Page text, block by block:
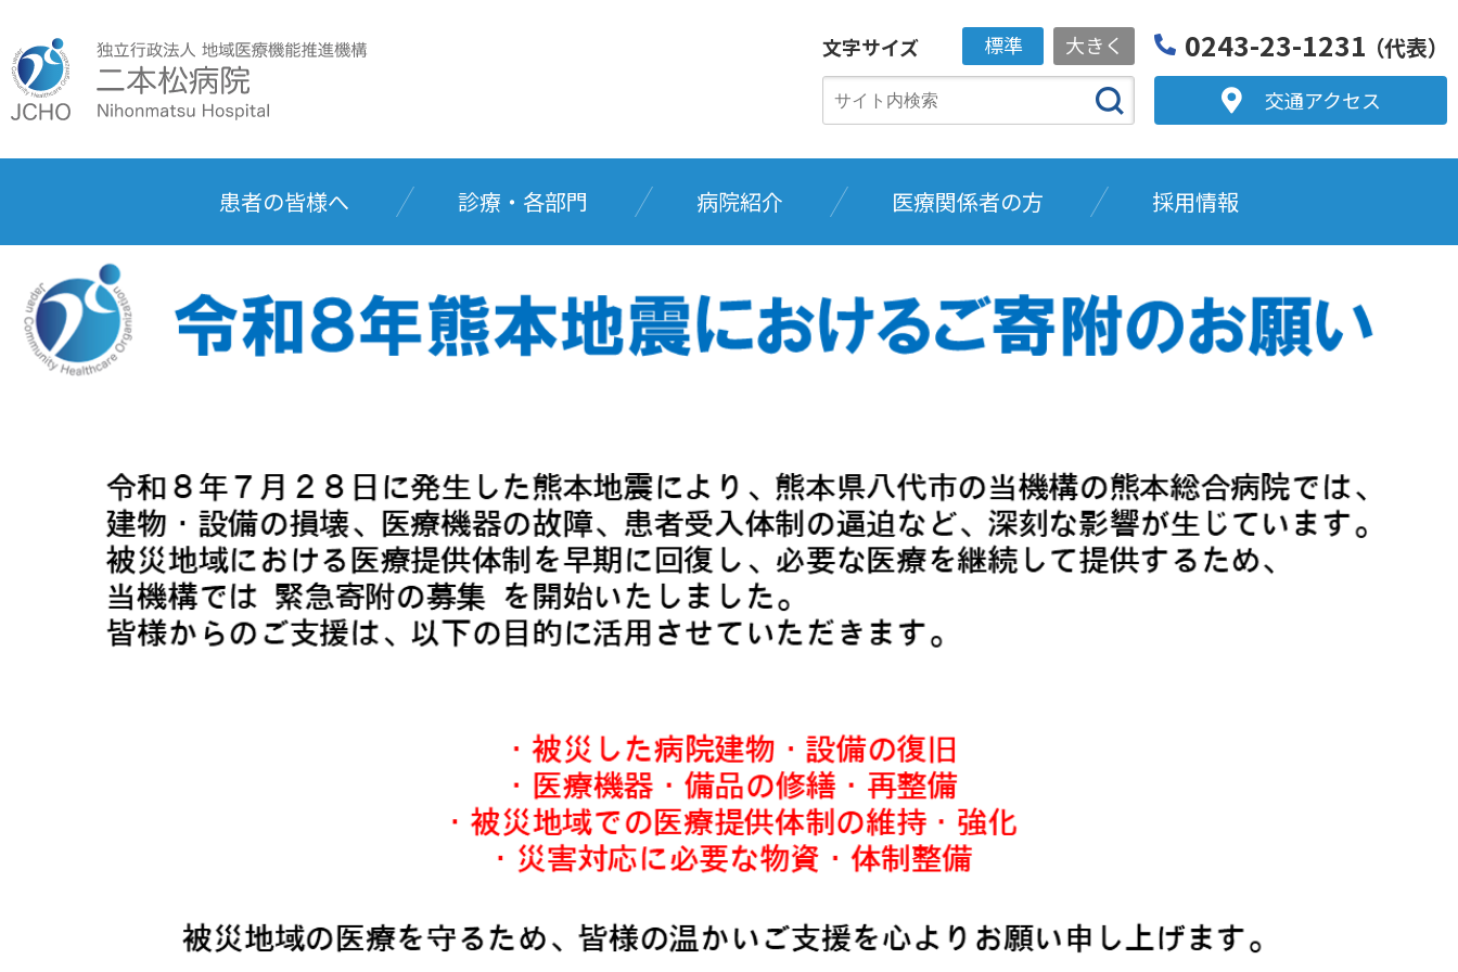
文字サイズ 標準 大きく 0243-23-1231 （代表）
交通アクセス
患者の皆様へ 診療・各部門 病院紹介 医療関係者の方 採用情報